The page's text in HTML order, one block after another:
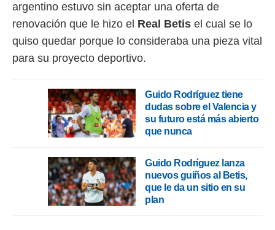
argentino estuvo sin aceptar una oferta de
renovación que le hizo el Real Betis el cual se lo
quiso quedar porque lo consideraba una pieza vital
para su proyecto deportivo.
Guido Rodríguez tiene
dudas sobre el Valencia y
su futuro está más abierto
que nunca
Guido Rodríguez lanza
nuevos guiños al Betis,
que le da un sitio en su
plan